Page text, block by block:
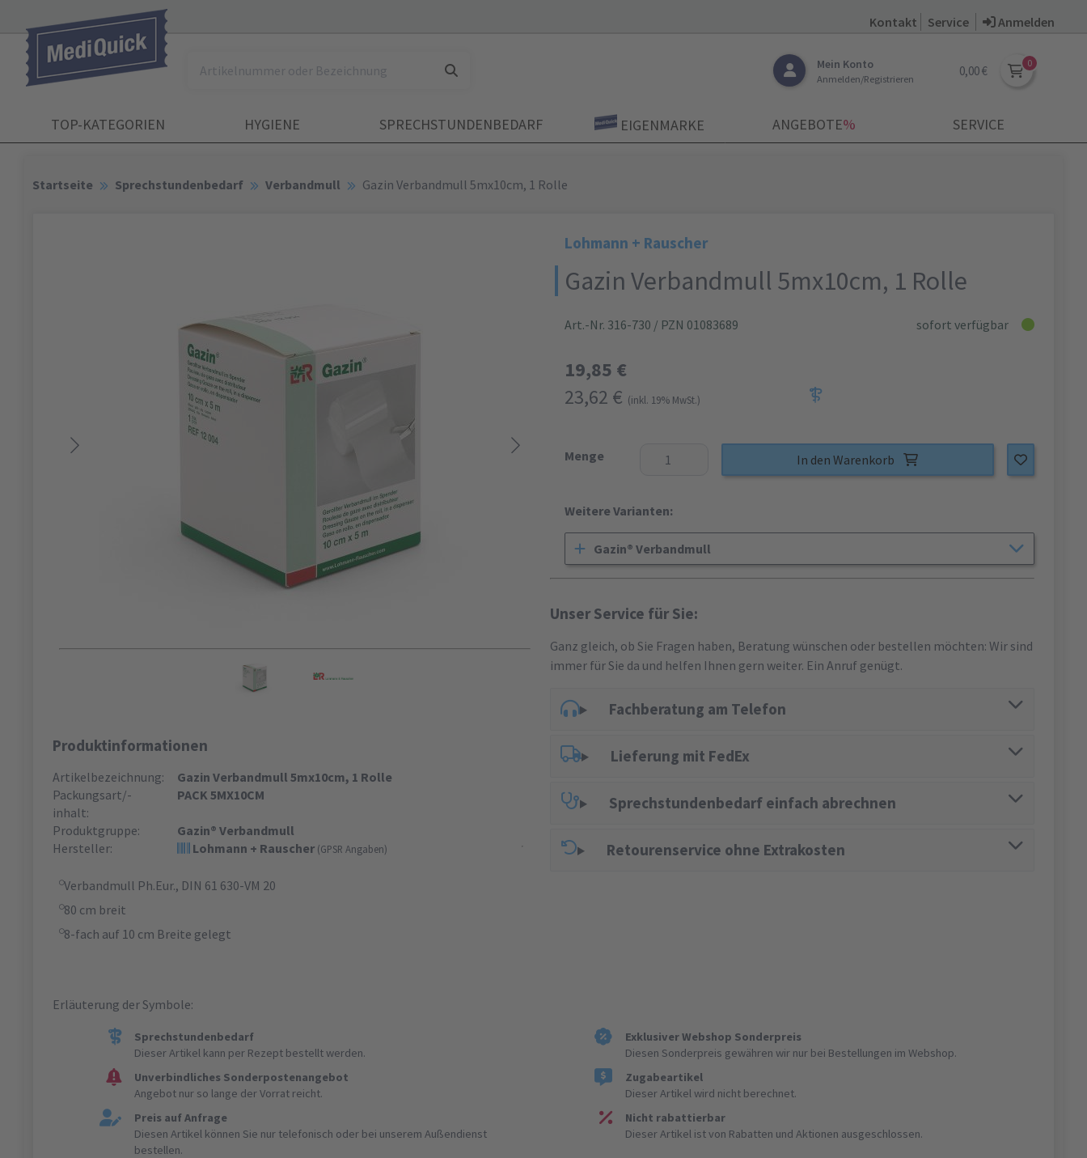
Kontakt Service Anmelden
Mein Konto
Anmelden/Registrieren
0,00 €
TOP-KATEGORIEN HYGIENE SPRECHSTUNDENBEDARF EIGENMARKE ANGEBOTE­% SERVICE
Startseite Sprechstundenbedarf Verbandmull Gazin Verbandmull 5mx10cm, 1 Rolle
Produktinformationen
Artikelbezeichnung:
Gazin Verbandmull 5mx10cm, 1 Rolle
Packungsart/-
inhalt:
PACK 5MX10CM
Produktgruppe:
Gazin® Verbandmull
Hersteller:
Lohmann + Rauscher (GPSR Angaben)
Verbandmull Ph.Eur., DIN 61 630-VM 20
80 cm breit
8-fach auf 10 cm Breite gelegt
Lohmann + Rauscher
Gazin Verbandmull 5mx10cm, 1 Rolle
Art.-Nr. 316-730 / PZN 01083689 sofort verfügbar
19,85 €
23,62 € (inkl. 19% MwSt.)
Menge In den Warenkorb
Weitere Varianten:
Gazin® Verbandmull
Unser Service für Sie:
Ganz gleich, ob Sie Fragen haben, Beratung wünschen oder bestellen möchten: Wir sind
immer für Sie da und helfen Ihnen gern weiter. Ein Anruf genügt.
Fachberatung am Telefon
Lieferung mit FedEx
Sprechstundenbedarf einfach abrechnen
Retourenservice ohne Extrakosten
Erläuterung der Symbole:
Sprechstundenbedarf
Dieser Artikel kann per Rezept bestellt werden.
Exklusiver Webshop Sonderpreis
Diesen Sonderpreis gewähren wir nur bei Bestellungen im Webshop.
Unverbindliches Sonderpostenangebot
Angebot nur so lange der Vorrat reicht.
Zugabeartikel
Dieser Artikel wird nicht berechnet.
Preis auf Anfrage
Diesen Artikel können Sie nur telefonisch oder bei unserem Außendienst
bestellen.
Nicht rabattierbar
Dieser Artikel ist von Rabatten und Aktionen ausgeschlossen.